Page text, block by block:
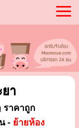
า
ราคาถูก
- ย้ายห้อง